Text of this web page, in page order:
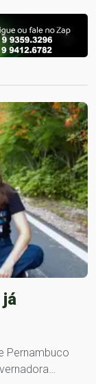
já
Pernambuco